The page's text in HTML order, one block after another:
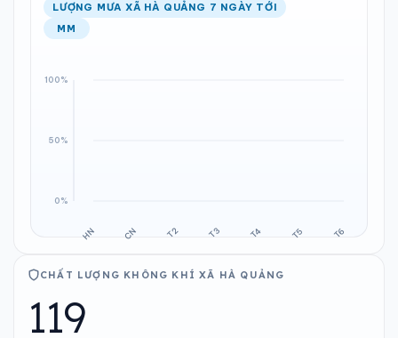
LƯỢNG MƯA XÃ HÀ QUẢNG 7 NGÀY TỚI
MM
CHẤT LƯỢNG KHÔNG KHÍ XÃ HÀ QUẢNG
119